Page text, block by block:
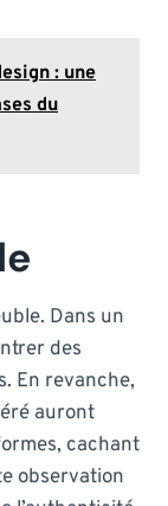
: une
du
Dans un
des
En revanche,
auront
cachant
observation